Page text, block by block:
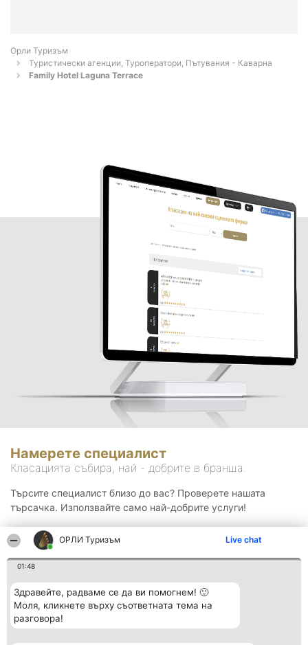
ОРЛИ Туризъм Live chat
01:48
Здравейте, радваме се да ви помогнем! 🙂
Моля, кликнете върху съответната тема на
разговора!
Орли Туризъм
Туристически агенции, Туроператори, Пътувания - Каварна
Family Hotel Laguna Terrace
Намерете специалист
Класацията събира, най - добрите в бранша.
Търсите специалист близо до вас? Проверете нашата
търсачка. Използвайте само най-добрите услуги!